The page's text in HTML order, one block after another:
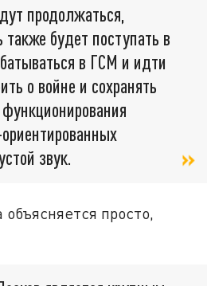
продолжаться,
также будет поступать в
в ГСМ и идти
о войне и сохранять
звук.
просто,